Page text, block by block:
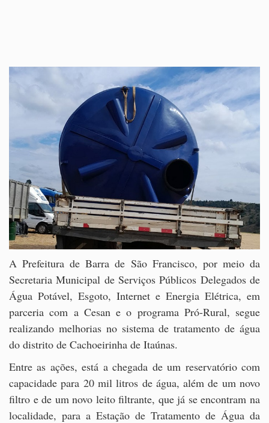
A Prefeitura de Barra de São Francisco, por meio da
Secretaria Municipal de Serviços Públicos Delegados de
Água Potável, Esgoto, Internet e Energia Elétrica, em
parceria com a Cesan e o programa Pró-Rural, segue
realizando melhorias no sistema de tratamento de água
do distrito de Cachoeirinha de Itaúnas.
Entre as ações, está a chegada de um reservatório com
capacidade para 20 mil litros de água, além de um novo
filtro e de um novo leito filtrante, que já se encontram na
localidade, para a Estação de Tratamento de Água da